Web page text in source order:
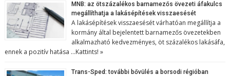
MNB: az ötszázalékos barnamezős övezeti áfakulcs
megállíthatja a lakásépítések visszaesését
A lakásépítések visszaesését várhatóan megállítja a
kormány által bejelentett barnamezős övezetekben
alkalmazható kedvezményes, öt százalékos lakásáfa,
ennek a pozitív hatása …Kattints! »
Trans-Sped: további bővülés a borsodi régióban